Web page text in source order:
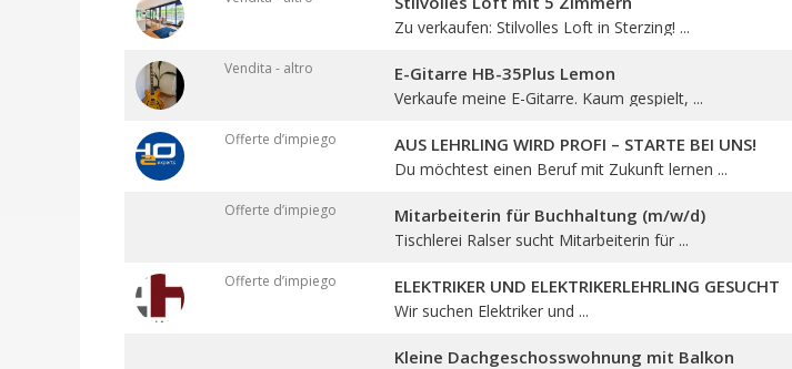
Zu verkaufen: Stilvolles Loft in Sterzing! ...
Vendita - altro E-Gitarre HB-35Plus Lemon
Verkaufe meine E-Gitarre. Kaum gespielt, ...
Offerte d’impiego AUS LEHRLING WIRD PROFI – STARTE BEI UNS!
Du möchtest einen Beruf mit Zukunft lernen ...
Offerte d’impiego Mitarbeiterin für Buchhaltung (m/w/d)
Tischlerei Ralser sucht Mitarbeiterin für ...
Offerte d’impiego ELEKTRIKER UND ELEKTRIKERLEHRLING GESUCHT
Wir suchen Elektriker und ...
Kleine Dachgeschosswohnung mit Balkon